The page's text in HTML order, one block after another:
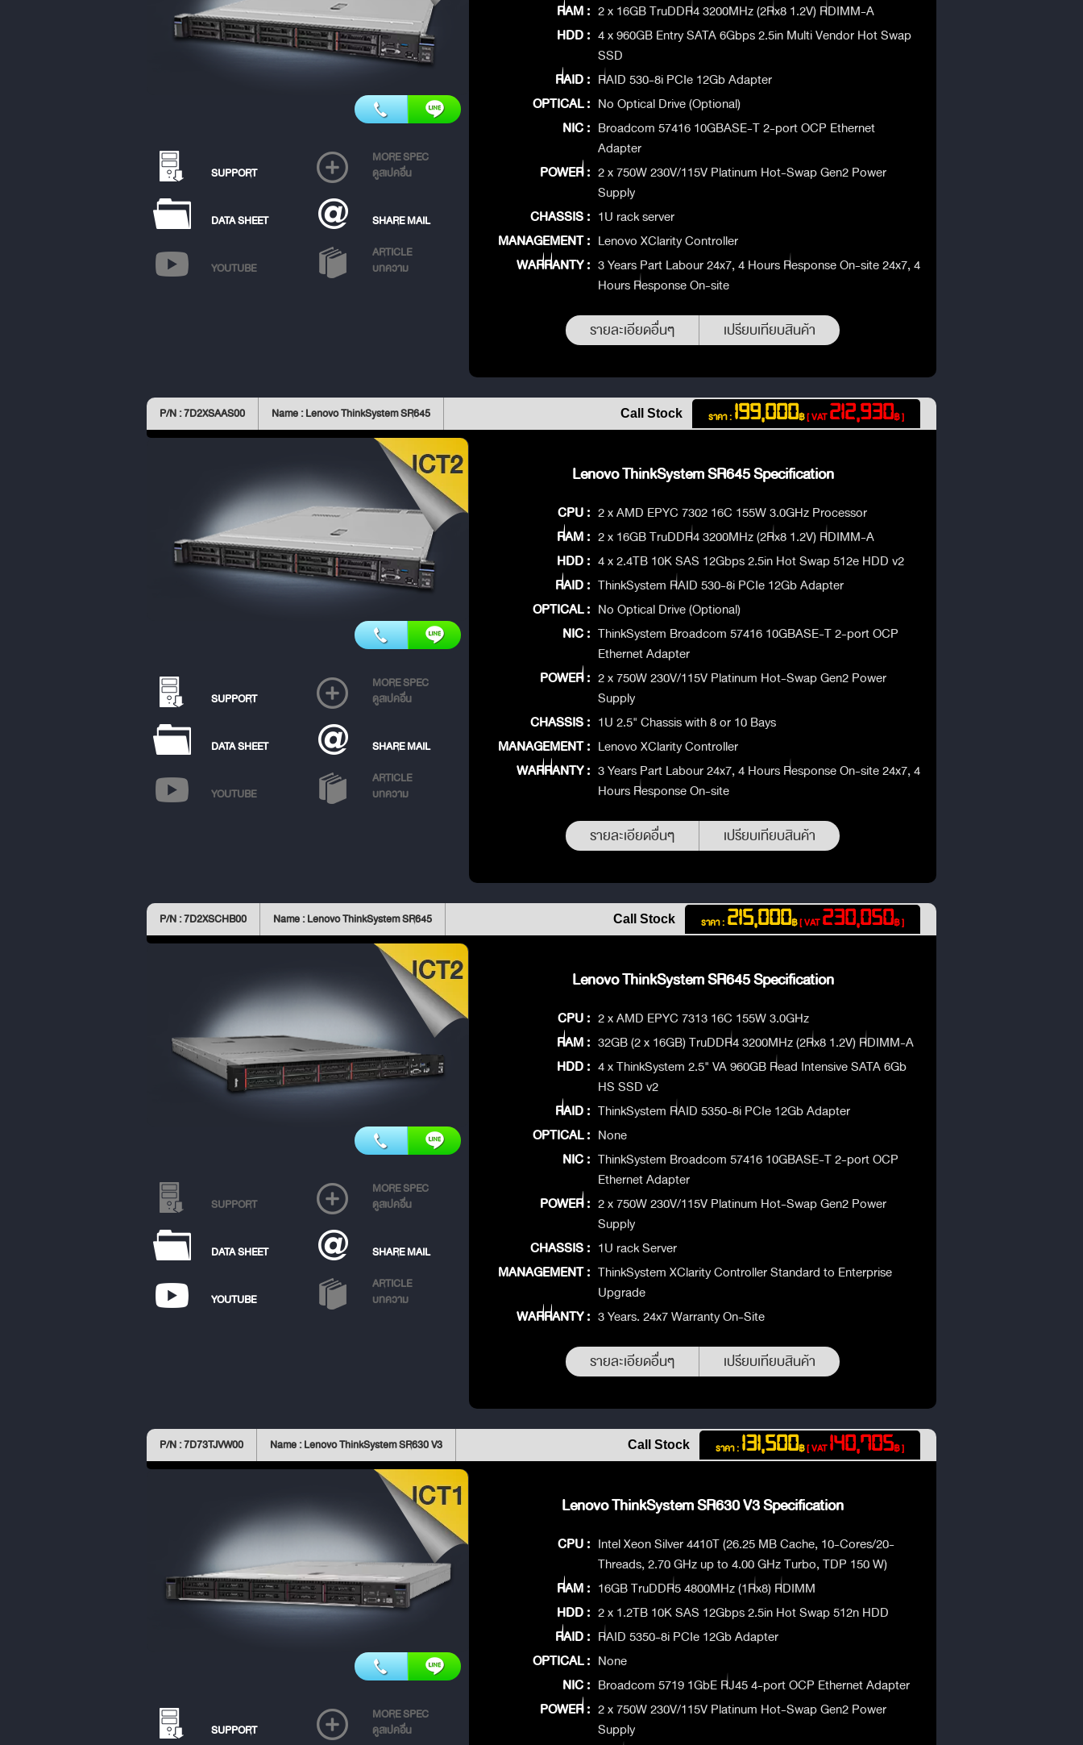
SUPPORT
MORE SPEC
ดูสเปคอื่น
DATA SHEET SHARE MAIL
YOUTUBE
ARTICLE
บทความ
RAM : 2 x 16GB TruDDR4 3200MHz (2Rx8 1.2V) RDIMM-A
HDD : 4 x 960GB Entry SATA 6Gbps 2.5in Multi Vendor Hot Swap
SSD
RAID : RAID 530-8i PCIe 12Gb Adapter
OPTICAL : No Optical Drive (Optional)
NIC : Broadcom 57416 10GBASE-T 2-port OCP Ethernet
Adapter
POWER : 2 x 750W 230V/115V Platinum Hot-Swap Gen2 Power
Supply
CHASSIS : 1U rack server
MANAGEMENT : Lenovo XClarity Controller
WARRANTY : 3 Years Part Labour 24x7, 4 Hours Response On-site 24x7, 4
Hours Response On-site
รายละเอียดอื่นๆ เปรียบเทียบสินค้า
P/N : 7D2XSAAS00 Name : Lenovo ThinkSystem SR645 ราคา : 199,000฿[ VAT212,930฿ ]
Call Stock
SUPPORT
MORE SPEC
ดูสเปคอื่น
DATA SHEET SHARE MAIL
YOUTUBE
ARTICLE
บทความ
Lenovo ThinkSystem SR645 Specification
CPU : 2 x AMD EPYC 7302 16C 155W 3.0GHz Processor
RAM : 2 x 16GB TruDDR4 3200MHz (2Rx8 1.2V) RDIMM-A
HDD : 4 x 2.4TB 10K SAS 12Gbps 2.5in Hot Swap 512e HDD v2
RAID : ThinkSystem RAID 530-8i PCIe 12Gb Adapter
OPTICAL : No Optical Drive (Optional)
NIC : ThinkSystem Broadcom 57416 10GBASE-T 2-port OCP
Ethernet Adapter
POWER : 2 x 750W 230V/115V Platinum Hot-Swap Gen2 Power
Supply
CHASSIS : 1U 2.5" Chassis with 8 or 10 Bays
MANAGEMENT : Lenovo XClarity Controller
WARRANTY : 3 Years Part Labour 24x7, 4 Hours Response On-site 24x7, 4
Hours Response On-site
รายละเอียดอื่นๆ เปรียบเทียบสินค้า
P/N : 7D2XSCHB00 Name : Lenovo ThinkSystem SR645 ราคา : 215,000฿[ VAT230,050฿ ]
Call Stock
SUPPORT
MORE SPEC
ดูสเปคอื่น
DATA SHEET SHARE MAIL
YOUTUBE
ARTICLE
บทความ
Lenovo ThinkSystem SR645 Specification
CPU : 2 x AMD EPYC 7313 16C 155W 3.0GHz
RAM : 32GB (2 x 16GB) TruDDR4 3200MHz (2Rx8 1.2V) RDIMM-A
HDD : 4 x ThinkSystem 2.5" VA 960GB Read Intensive SATA 6Gb
HS SSD v2
RAID : ThinkSystem RAID 5350-8i PCIe 12Gb Adapter
OPTICAL : None
NIC : ThinkSystem Broadcom 57416 10GBASE-T 2-port OCP
Ethernet Adapter
POWER : 2 x 750W 230V/115V Platinum Hot-Swap Gen2 Power
Supply
CHASSIS : 1U rack Server
MANAGEMENT : ThinkSystem XClarity Controller Standard to Enterprise
Upgrade
WARRANTY : 3 Years. 24x7 Warranty On-Site
รายละเอียดอื่นๆ เปรียบเทียบสินค้า
P/N : 7D73TJVW00 Name : Lenovo ThinkSystem SR630 V3 ราคา : 131,500฿[ VAT140,705฿ ]
Call Stock
SUPPORT
MORE SPEC
ดูสเปคอื่น
Lenovo ThinkSystem SR630 V3 Specification
CPU : Intel Xeon Silver 4410T (26.25 MB Cache, 10-Cores/20-
Threads, 2.70 GHz up to 4.00 GHz Turbo, TDP 150 W)
RAM : 16GB TruDDR5 4800MHz (1Rx8) RDIMM
HDD : 2 x 1.2TB 10K SAS 12Gbps 2.5in Hot Swap 512n HDD
RAID : RAID 5350-8i PCIe 12Gb Adapter
OPTICAL : None
NIC : Broadcom 5719 1GbE RJ45 4-port OCP Ethernet Adapter
POWER : 2 x 750W 230V/115V Platinum Hot-Swap Gen2 Power
Supply